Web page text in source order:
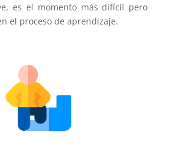
es el momento más difícil pero
el proceso de aprendizaje.